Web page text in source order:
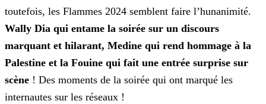
toutefois, les Flammes 2024 semblent faire l’hunanimité.
Wally Dia qui entame la soirée sur un discours
marquant et hilarant, Medine qui rend hommage à la
Palestine et la Fouine qui fait une entrée surprise sur
scène ! Des moments de la soirée qui ont marqué les
internautes sur les réseaux !